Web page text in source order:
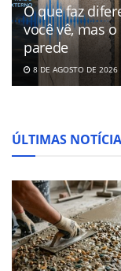
O que faz
você vê, mas
parede
8 DE AGOSTO DE 2026
ÚLTIMAS